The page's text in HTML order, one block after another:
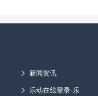
新闻资讯
乐动在线登录-乐